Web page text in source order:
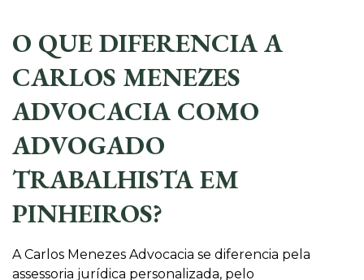
O QUE DIFERENCIA A
CARLOS MENEZES
ADVOCACIA COMO
ADVOGADO
TRABALHISTA EM
PINHEIROS?
A Carlos Menezes Advocacia se diferencia pela
assessoria jurídica personalizada, pelo